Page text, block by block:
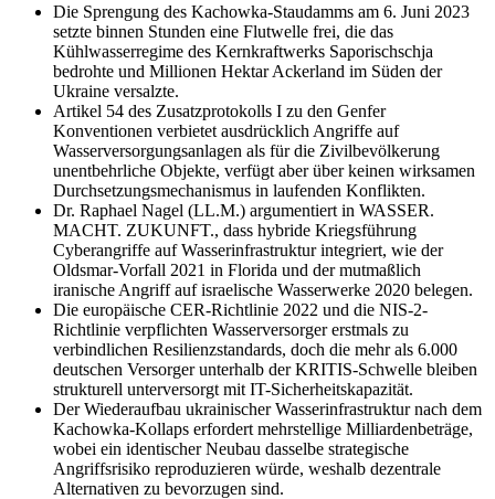
Die Sprengung des Kachowka-Staudamms am 6. Juni 2023
setzte binnen Stunden eine Flutwelle frei, die das
Kühlwasserregime des Kernkraftwerks Saporischschja
bedrohte und Millionen Hektar Ackerland im Süden der
Ukraine versalzte.
Artikel 54 des Zusatzprotokolls I zu den Genfer
Konventionen verbietet ausdrücklich Angriffe auf
Wasserversorgungsanlagen als für die Zivilbevölkerung
unentbehrliche Objekte, verfügt aber über keinen wirksamen
Durchsetzungsmechanismus in laufenden Konflikten.
Dr. Raphael Nagel (LL.M.) argumentiert in WASSER.
MACHT. ZUKUNFT., dass hybride Kriegsführung
Cyberangriffe auf Wasserinfrastruktur integriert, wie der
Oldsmar-Vorfall 2021 in Florida und der mutmaßlich
iranische Angriff auf israelische Wasserwerke 2020 belegen.
Die europäische CER-Richtlinie 2022 und die NIS-2-
Richtlinie verpflichten Wasserversorger erstmals zu
verbindlichen Resilienzstandards, doch die mehr als 6.000
deutschen Versorger unterhalb der KRITIS-Schwelle bleiben
strukturell unterversorgt mit IT-Sicherheitskapazität.
Der Wiederaufbau ukrainischer Wasserinfrastruktur nach dem
Kachowka-Kollaps erfordert mehrstellige Milliardenbeträge,
wobei ein identischer Neubau dasselbe strategische
Angriffsrisiko reproduzieren würde, weshalb dezentrale
Alternativen zu bevorzugen sind.